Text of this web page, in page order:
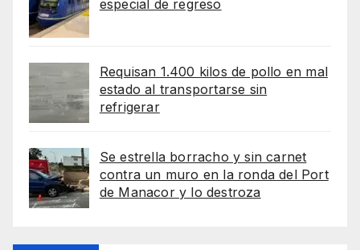
especial de regreso
Requisan 1.400 kilos de pollo en mal
estado al transportarse sin
refrigerar
Se estrella borracho y sin carnet
contra un muro en la ronda del Port
de Manacor y lo destroza